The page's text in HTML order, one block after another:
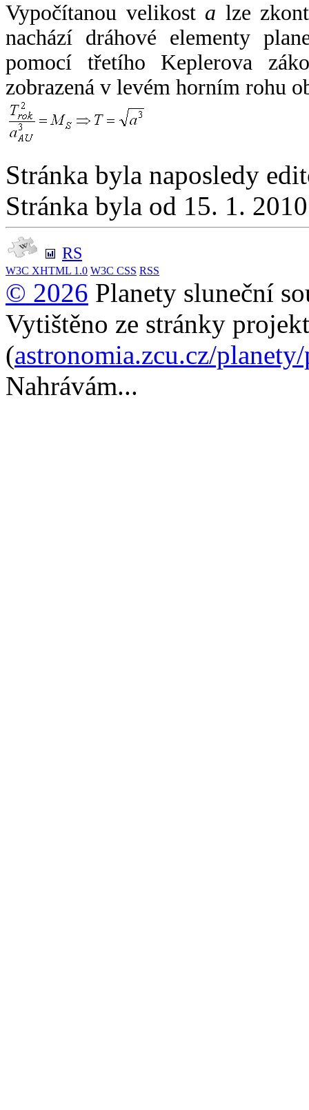
Vypočítanou velikost a lze
nachází dráhové elementy
pomocí třetího Keplerova
zobrazená v levém horním rohu
Stránka byla naposledy
Stránka byla od 15. 1.
RS
W3C XHTML 1.0 W3C CSS RSS
© 2026 Planety sluneční
Vytištěno ze stránky
(astronomia.zcu.cz/
Nahrávám...